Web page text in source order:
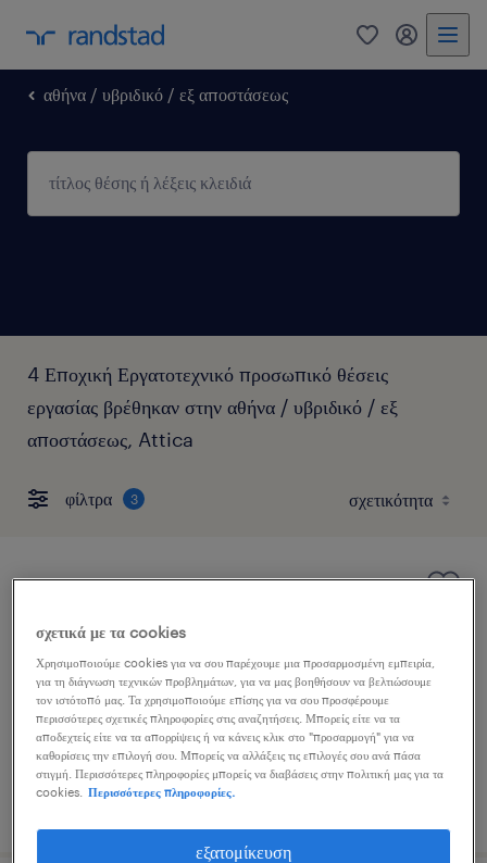
0 my
αθήνα / υβριδικό / εξ αποστάσεως
4 Εποχική Εργατοτεχνικό προσωπικό θέσεις
εργασίας βρέθηκαν στην αθήνα / υβριδικό / εξ
αποστάσεως, Attica
φίλτρα 3
χειριστής παραγωγής
μάνδρα, attica
εποχική
δημοσιεύτηκε 4 αυγούστου 2026
σχετικά με τα cookies
Χρησιμοποιούμε cookies για να σου παρέχουμε μια προσαρμοσμένη εμπειρία,
για τη διάγνωση τεχνικών προβλημάτων, για να μας βοηθήσουν να βελτιώσουμε
τον ιστότοπό μας. Τα χρησιμοποιούμε επίσης για να σου προσφέρουμε
περισσότερες σχετικές πληροφορίες στις αναζητήσεις. Μπορείς είτε να τα
αποδεχτείς είτε να τα απορρίψεις ή να κάνεις κλικ στο "προσαρμογή" για να
καθορίσεις την επιλογή σου. Μπορείς να αλλάξεις τις επιλογές σου ανά πάσα
στιγμή. Περισσότερες πληροφορίες μπορείς να διαβάσεις στην πολιτική μας για τα
cookies.
Περισσότερες πληροφορίες.
εξατομίκευση